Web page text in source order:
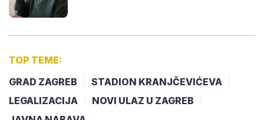
TOP TEME:
GRAD ZAGREB
STADION KRANJČEVIĆEVA
LEGALIZACIJA
NOVI ULAZ U ZAGREB